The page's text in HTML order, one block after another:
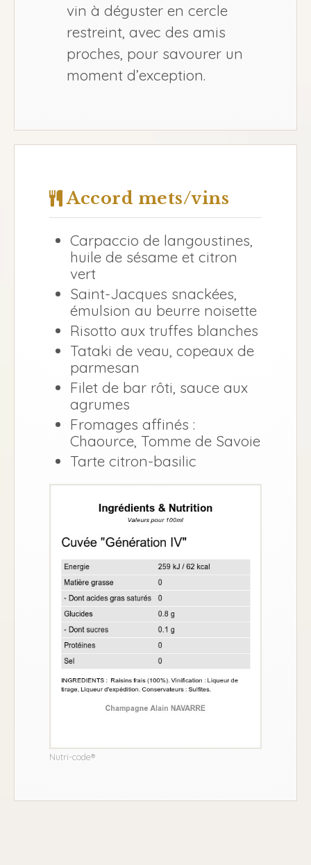
vin à déguster en cercle
restreint, avec des amis
proches, pour savourer un
moment d’exception.
Accord mets/vins
Carpaccio de langoustines,
huile de sésame et citron
vert
Saint-Jacques snackées,
émulsion au beurre noisette
Risotto aux truffes blanches
Tataki de veau, copeaux de
parmesan
Filet de bar rôti, sauce aux
agrumes
Fromages affinés :
Chaource, Tomme de Savoie
Tarte citron-basilic
Nutri-code®